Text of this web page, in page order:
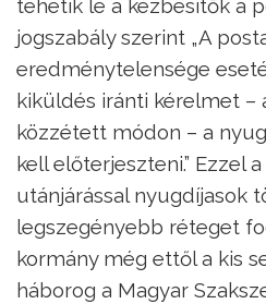
tehetik le a kézbesítők a
jogszabály szerint „A
eredménytelensége
kiküldés iránti kérelmet –
közzétett módon – a
kell előterjeszteni.” Ezzel
utánjárással nyugdíjasok
legszegényebb réteget
kormány még ettől a kis
háborog a Magyar